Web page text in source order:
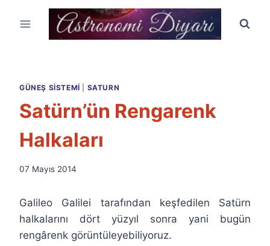
GÜNEŞ SISTEMI SATURN
Satürn’ün Rengarenk
Halkaları
By
Özyar
07 Mayıs 2014
Galileo Galilei tarafından keşfedilen Satürn
halkalarını dört yüzyıl sonra yani bugün
rengârenk görüntüleyebiliyoruz.